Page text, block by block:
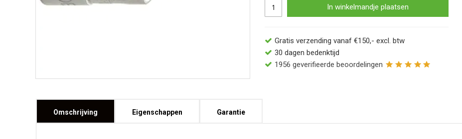
In winkelmandje plaatsen
Gratis verzending vanaf €150,- excl. btw
30 dagen bedenktijd
1956 geverifieerde beoordelingen
Omschrijving Eigenschappen Garantie